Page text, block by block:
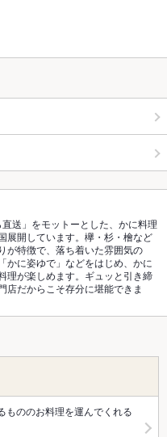
送」をモットーとした、かに料理
展開しています。欅・杉・檜など
が特徴で、落ち着いた雰囲気の
かに姿ゆで」などをはじめ、かに
理が楽しめます。ギュッと引き締
店だからこそ存分に堪能できま
もののお料理を運んでくれる